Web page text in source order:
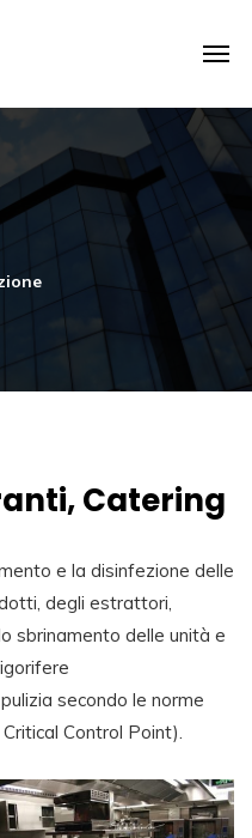
Catering
e la disinfezione delle
degli estrattori,
sbrinamento delle unità e
secondo le norme
Control Point).